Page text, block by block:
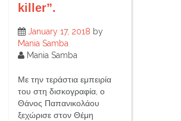
killer”.
January 17, 2018 by
Mania Samba
Mania Samba
Με την τεράστια εμπειρία
του στη δισκογραφία, ο
Θάνος Παπανικολάου
ξεχώρισε στον Θέμη